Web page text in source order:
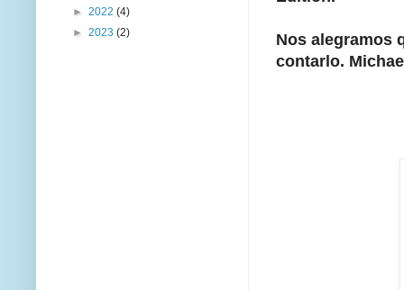
Nos alegramos
contarlo.
► 2022 (4)
► 2023 (2)